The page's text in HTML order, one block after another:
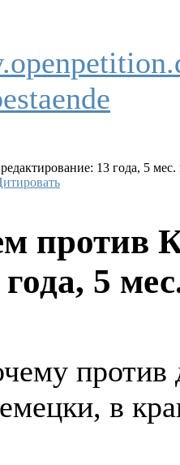
13 года, 5 мес.
против
года, 5
против
в